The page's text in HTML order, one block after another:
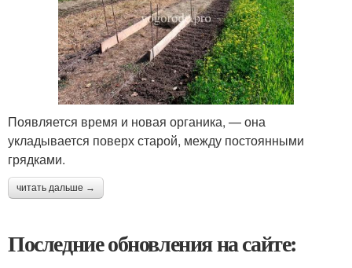
Появляется время и новая органика, — она
укладывается поверх старой, между постоянными
грядками.
читать дальше →
Последние обновления на сайте: